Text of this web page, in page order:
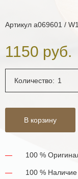
Артикул a069601 /
1150 руб.
Количество:
В корзину
100 %
100 % Наличие